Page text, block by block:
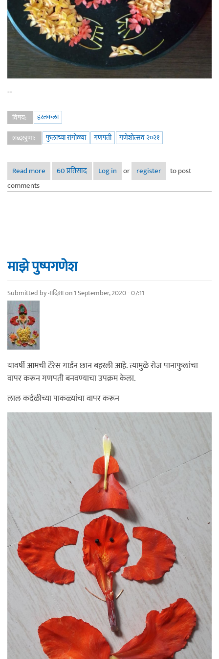
--
विषय:
हस्तकला
शब्दखुणा:
फुलांच्या रांगोळ्या गणपती गणेशोत्सव २०२१
Read more about फुलांच्या रांगोळ्यांतून गणपती
60 प्रतिसाद Log in or register
to post
comments
माझे पुष्पगणेश
Submitted byनादिशाon 1 September, 2020 - 07:11
यावर्षी आमची टेरेस गार्डन छान बहरली आहे. त्यामुळे रोज पानाफुलांचा
वापर करून गणपती बनवण्याचा उपक्रम केला.
लाल कर्दळीच्या पाकळ्यांचा वापर करून